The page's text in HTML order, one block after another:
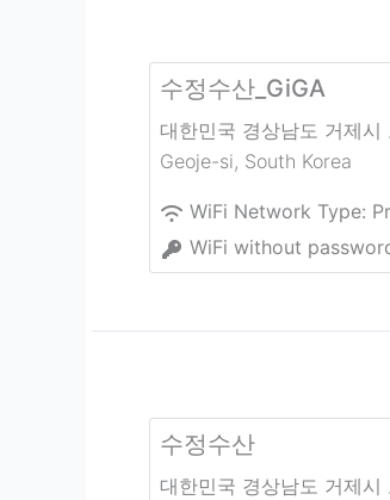
수정수산_GiGA
대한민국 경상남도 거제시
Geoje-si, South Korea
WiFi Network Type:
WiFi without
수정수산
대한민국 경상남도 거제시